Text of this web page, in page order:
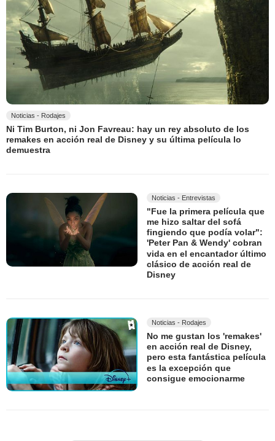
Noticias - Rodajes
Ni Tim Burton, ni Jon Favreau: hay un rey absoluto de los
remakes en acción real de Disney y su última película lo
demuestra
Noticias - Entrevistas
"Fue la primera película que
me hizo saltar del sofá
fingiendo que podía volar":
'Peter Pan & Wendy' cobran
vida en el encantador último
clásico de acción real de
Disney
Noticias - Rodajes
No me gustan los 'remakes'
en acción real de Disney,
pero esta fantástica película
es la excepción que
consigue emocionarme